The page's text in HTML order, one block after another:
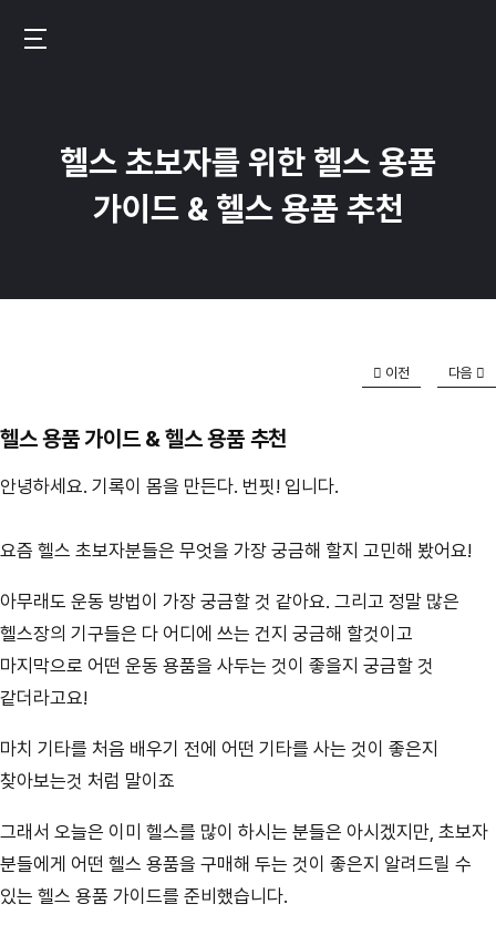
운
동
기
짜
성
헬스 초보자를 위한 헬스 용품
가이드 & 헬스 용품 추천
이전 다음
헬스 용품 가이드 & 헬스 용품 추천
안녕하세요. 기록이 몸을 만든다. 번핏! 입니다.
요즘 헬스 초보자분들은 무엇을 가장 궁금해 할지 고민해 봤어요!
아무래도 운동 방법이 가장 궁금할 것 같아요. 그리고 정말 많은
헬스장의 기구들은 다 어디에 쓰는 건지 궁금해 할것이고
마지막으로 어떤 운동 용품을 사두는 것이 좋을지 궁금할 것
같더라고요!
마치 기타를 처음 배우기 전에 어떤 기타를 사는 것이 좋은지
찾아보는것 처럼 말이죠
그래서 오늘은 이미 헬스를 많이 하시는 분들은 아시겠지만, 초보자
분들에게 어떤 헬스 용품을 구매해 두는 것이 좋은지 알려드릴 수
있는 헬스 용품 가이드를 준비했습니다.